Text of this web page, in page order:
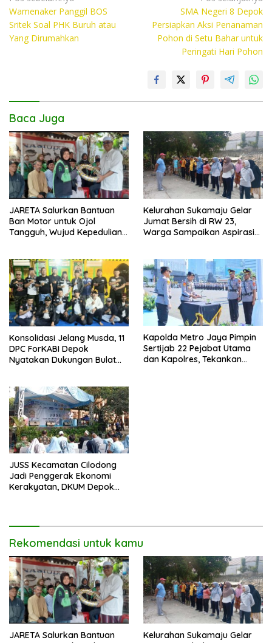
b
o
er s y
pos
Wamenaker Panggil BOS
Sritek Soal PHK Buruh atau
Yang Dirumahkan
SMA Negeri 8 Depok
Persiapkan Aksi Penanaman
Pohon di Setu Bahar untuk
Peringati Hari Pohon
Baca Juga
JARETA Salurkan Bantuan
Ban Motor untuk Ojol
Tangguh, Wujud Kepedulian
Kelurahan Sukamaju Gelar
Jumat Bersih di RW 23,
Warga Sampaikan Aspirasi
Konsolidasi Jelang Musda, 11
DPC ForKABI Depok
Nyatakan Dukungan Bulat
Kapolda Metro Jaya Pimpin
Sertijab 22 Pejabat Utama
dan Kapolres, Tekankan
JUSS Kecamatan Cilodong
Jadi Penggerak Ekonomi
Kerakyatan, DKUM Depok
Rekomendasi untuk kamu
JARETA Salurkan Bantuan
Kelurahan Sukamaju Gelar